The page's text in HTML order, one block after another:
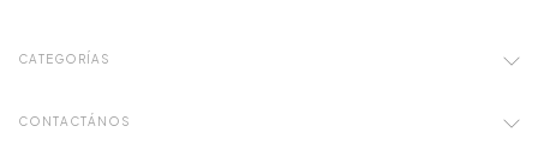
CATEGORÍAS
CONTACTÁNOS